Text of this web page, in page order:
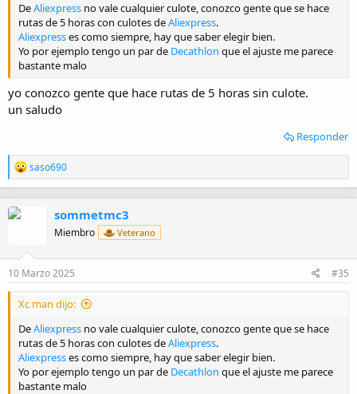
DeAliexpress no vale cualquier culote, conozco gente que se hace
rutas de 5 horas con culotes deAliexpress.
Aliexpresses como siempre, hay que saber elegir bien.
Yo por ejemplo tengo un par de Decathlon que el ajuste me parece
bastante malo
yo conozco gente que hace rutas de 5 horas sin culote.
un saludo
Responder
R
e
a
n
e
s
saso690
sommetmc3
Miembro Veterano
10 Marzo 2025 #35
Xc man dijo:
DeAliexpress no vale cualquier culote, conozco gente que se hace
rutas de 5 horas con culotes deAliexpress.
Aliexpresses como siempre, hay que saber elegir bien.
Yo por ejemplo tengo un par de Decathlon que el ajuste me parece
bastante malo